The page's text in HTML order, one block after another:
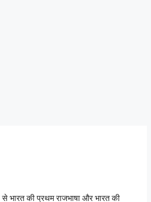
से भारत की प्रथम राजभाषा और भारत की